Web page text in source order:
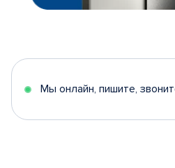
Мы онлайн, пишите,